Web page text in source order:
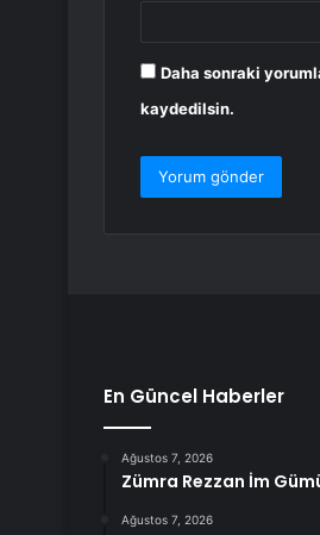
Daha sonraki
kaydedilsin.
En Güncel Haberler
Ağustos 7, 2026
Zümra Rezzan İm
Ağustos 7, 2026